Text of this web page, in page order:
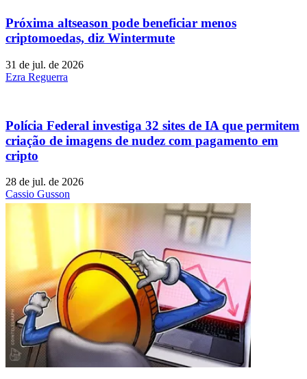
Próxima altseason pode beneficiar menos
criptomoedas, diz Wintermute
31 de jul. de 2026
Ezra Reguerra
Polícia Federal investiga 32 sites de IA que permitem
criação de imagens de nudez com pagamento em
cripto
28 de jul. de 2026
Cassio Gusson